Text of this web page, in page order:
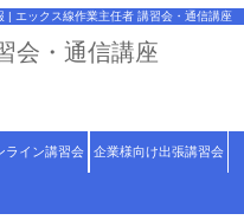
| エックス線作業主任者 講習会・通信講座
会・通信講座
ライン講習会 企業様向け出張講習会